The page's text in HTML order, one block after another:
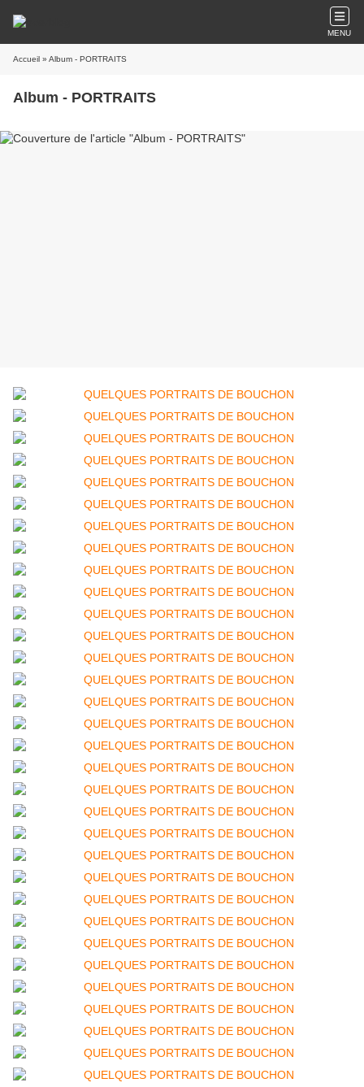
MENU
Accueil » Album - PORTRAITS
Album - PORTRAITS